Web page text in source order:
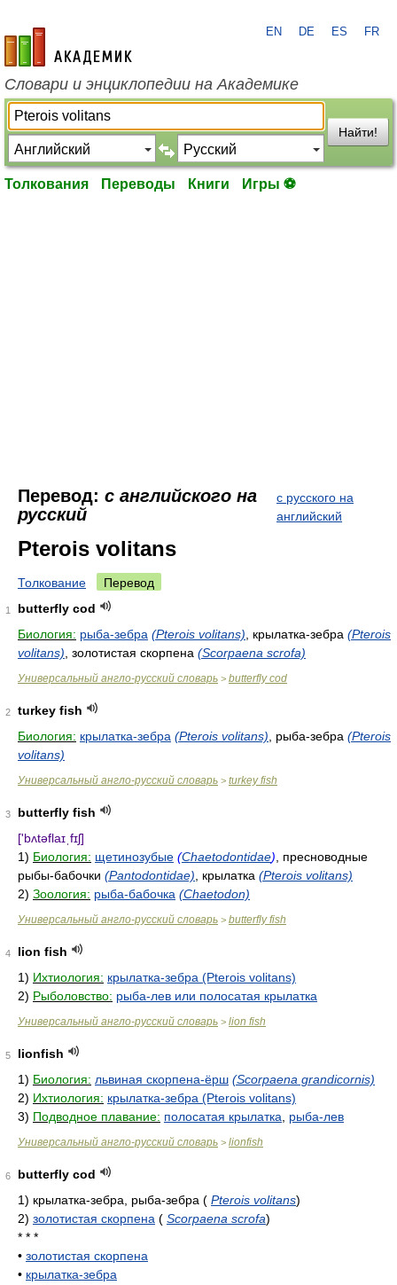
academic.ru
EN DE ES FR
Словари и энциклопедии на Академике
Найти!
Толкования Переводы Книги Игры ⚽
Перевод: с английского на
русский
с русского на
английский
Pterois volitans
Толкование Перевод
1
butterfly cod
Биология: рыба-зебра (Pterois volitans) , крылатка-зебра (Pterois
volitans) , золотистая скорпена (Scorpaena scrofa)
Универсальный англо-русский словарь > butterfly cod
2
turkey fish
Биология: крылатка-зебра (Pterois volitans) , рыба-зебра (Pterois
volitans)
Универсальный англо-русский словарь > turkey fish
3
butterfly fish
['bʌtəflaɪˌfɪʃ]
1) Биология: щетинозубые (Chaetodontidae) , пресноводные
рыбы-бабочки (Pantodontidae) , крылатка (Pterois volitans)
2) Зоология: рыба-бабочка (Chaetodon)
Универсальный англо-русский словарь > butterfly fish
4
lion fish
1) Ихтиология: крылатка-зебра (Pterois volitans)
2) Рыболовство: рыба-лев или полосатая крылатка
Универсальный англо-русский словарь > lion fish
5
lionfish
1) Биология: львиная скорпена-ёрш (Scorpaena grandicornis)
2) Ихтиология: крылатка-зебра (Pterois volitans)
3) Подводное плавание: полосатая крылатка рыба-лев
Универсальный англо-русский словарь > lionfish
6
butterfly cod
1) крылатка-зебра, рыба-зебра ( Pterois volitans)
2) золотистая скорпена ( Scorpaena scrofa)
* * *
• золотистая скорпена
• крылатка-зебра